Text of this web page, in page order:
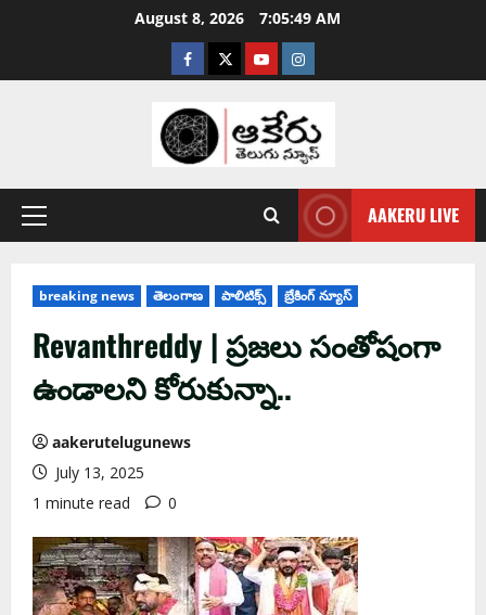
August 8, 2026 7:05:50 AM
AAKERU LIVE
breaking news తెలంగాణ పాలిటిక్స్ బ్రేకింగ్ న్యూస్
Revanthreddy | ప్ర‌జ‌లు సంతోషంగా
ఉండాల‌ని కోరుకున్నా..
aakerutelugunews
July 13, 2025
1 minute read
0